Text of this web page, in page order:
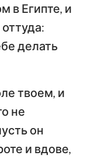
в Египте, и
делать
твоем, и
не
он
и вдове,